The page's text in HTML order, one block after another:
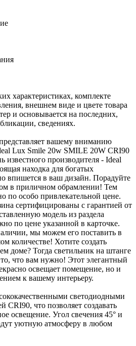
характеристиках, комплекте
внешнем виде и цвете товара
и основывается на последних,
сведениях.
вашему вниманию
Lux Smile 20w SMILE 20W CRI90
известного производителя - Ideal
находка для богатых
впишется в ваш дизайн. Порадуйте
в приличном обрамлении! Тем
по особо привлекательной цене.
сертифицированы с гарантией от
модель из раздела
по цене указанной в карточке.
мы можем его поставить в
количестве! Хотите создать
доме? Тогда светильник на штанге
что вам нужно! Этот элегантный
освещает помещение, но и
к вашему интерьеру.
светодиодными
CRI90, что позволяет создавать
освещение. Угол свечения 45° и
уютную атмосферу в любом